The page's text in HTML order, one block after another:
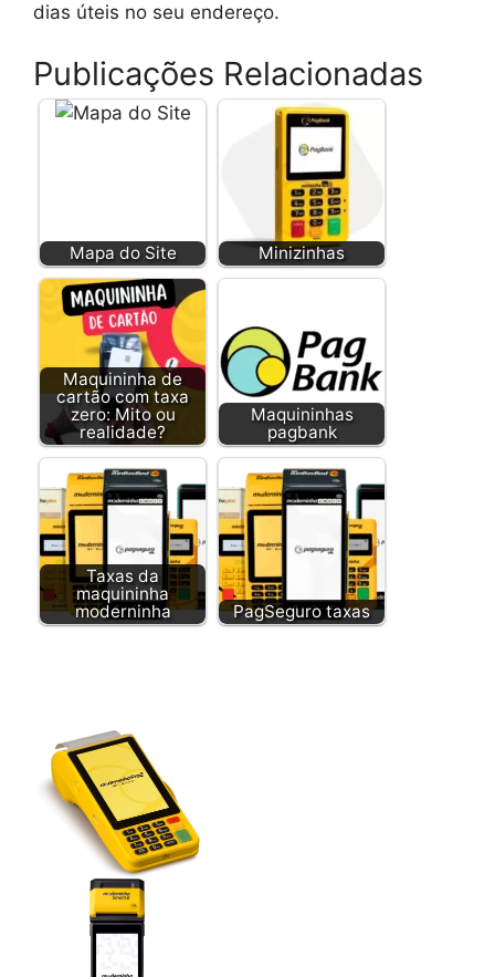
dias úteis no seu endereço.
Publicações Relacionadas
Mapa do Site Minizinhas
Maquininha de
cartão com taxa
zero: Mito ou
realidade?
Maquininhas
pagbank
Taxas da
maquininha
moderninha
PagSeguro taxas